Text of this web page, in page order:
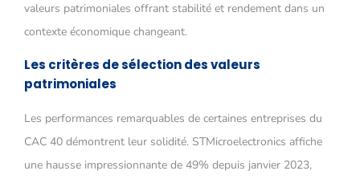
valeurs patrimoniales offrant stabilité et rendement dans un
contexte économique changeant.
Les critères de sélection des valeurs
patrimoniales
Les performances remarquables de certaines entreprises du
CAC 40 démontrent leur solidité. STMicroelectronics affiche
une hausse impressionnante de 49% depuis janvier 2023,